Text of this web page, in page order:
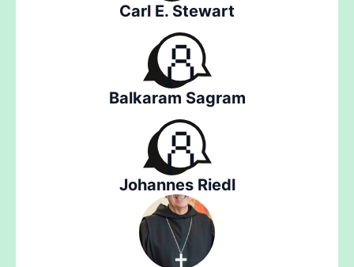
Carl E. Stewart
Balkaram Sagram
Johannes Riedl